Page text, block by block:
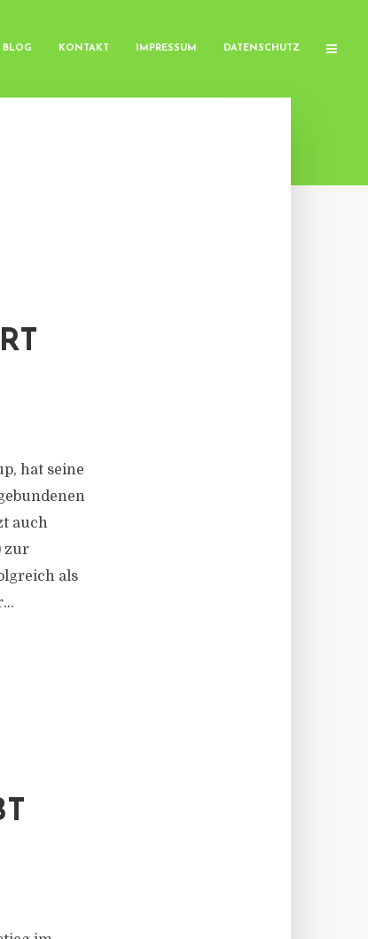
BLOG KONTAKT IMPRESSUM DATENSCHUTZ
hat seine
auch
zur
als